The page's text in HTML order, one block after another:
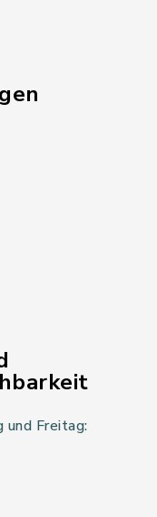
und Freitag: